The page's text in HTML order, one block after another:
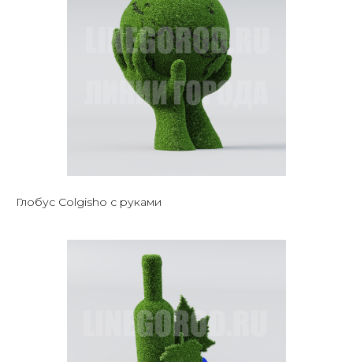
Глобус Colgisho с руками